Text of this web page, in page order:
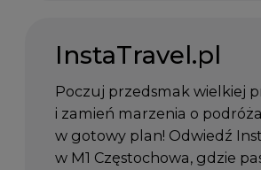
InstaTravel.pl
Poczuj przedsmak wielkiej
i zamień marzenia o
w gotowy plan! Odwiedź
w M1 Częstochowa, gdzie